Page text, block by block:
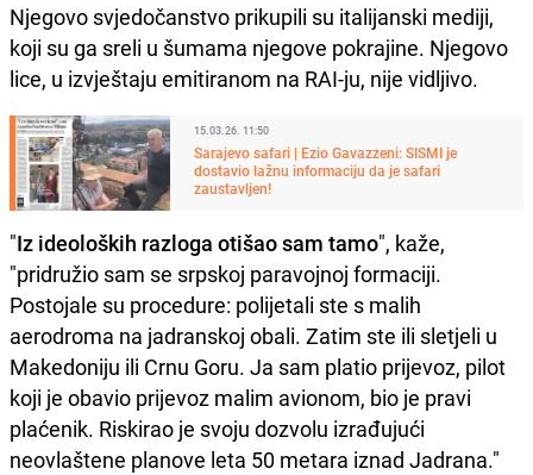
Njegovo svjedočanstvo prikupili su italijanski mediji,
koji su ga sreli u šumama njegove pokrajine. Njegovo
lice, u izvještaju emitiranom na RAI-ju, nije vidljivo.
15.03.26. 11:50
Sarajevo safari | Ezio Gavazzeni: SISMI je
dostavio lažnu informaciju da je safari
zaustavljen!
"Iz ideoloških razloga otišao sam tamo", kaže,
"pridružio sam se srpskoj paravojnoj formaciji.
Postojale su procedure: polijetali ste s malih
aerodroma na jadranskoj obali. Zatim ste ili sletjeli u
Makedoniju ili Crnu Goru. Ja sam platio prijevoz, pilot
koji je obavio prijevoz malim avionom, bio je pravi
plaćenik. Riskirao je svoju dozvolu izrađujući
neovlaštene planove leta 50 metara iznad Jadrana."